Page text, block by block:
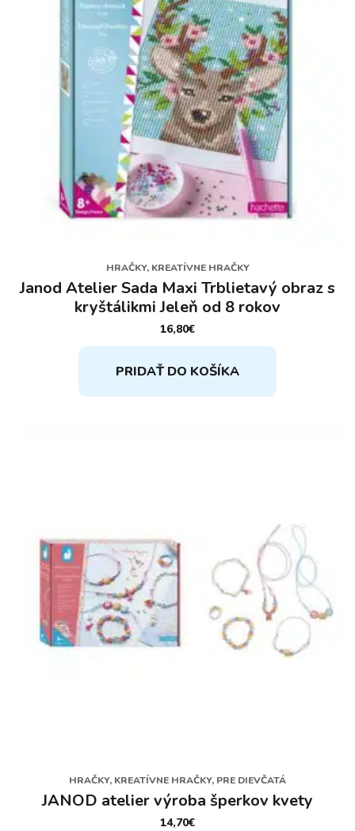
HRAČKY, KREATÍVNE HRAČKY
Janod Atelier Sada Maxi Trblietavý obraz s
kryštálikmi Jeleň od 8 rokov
16,80€
PRIDAŤ DO KOŠÍKA
HRAČKY, KREATÍVNE HRAČKY, PRE DIEVČATÁ
JANOD atelier výroba šperkov kvety
14,70€